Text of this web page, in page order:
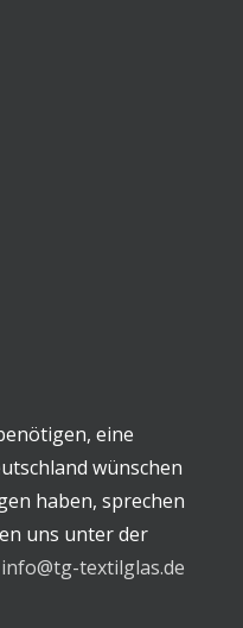
eine
wünschen
haben, sprechen
uns unter der
info@tg-textilglas.de